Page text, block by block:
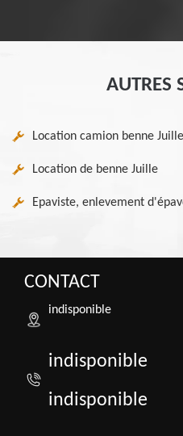
AUTRES
Location camion benne Juille
Location de benne Juille
Epaviste, enlevement
CONTACT
indisponible
indisponible
indisponible